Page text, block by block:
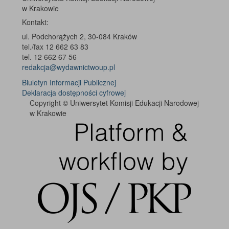
w Krakowie
Kontakt:
ul. Podchorążych 2, 30-084 Kraków
tel./fax 12 662 63 83
tel. 12 662 67 56
redakcja@wydawnictwoup.pl
Biuletyn Informacji Publicznej
Deklaracja dostępności cyfrowej
Copyright © Uniwersytet Komisji Edukacji Narodowej
w Krakowie